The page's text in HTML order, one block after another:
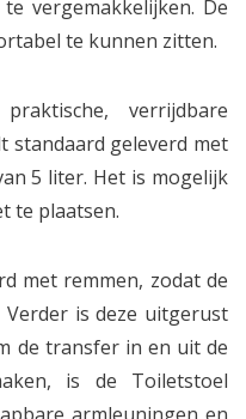
vergemakkelijken. De
te kunnen zitten.
verrijdbare
standaard geleverd met
5 liter. Het is mogelijk
te plaatsen.
met remmen, zodat de
is deze uitgerust
de transfer in en uit de
is de Toiletstoel